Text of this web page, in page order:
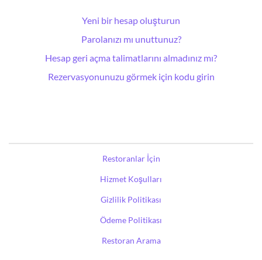
Yeni bir hesap oluşturun
Parolanızı mı unuttunuz?
Hesap geri açma talimatlarını almadınız mı?
Rezervasyonunuzu görmek için kodu girin
Restoranlar İçin
Hizmet Koşulları
Gizlilik Politikası
Ödeme Politikası
Restoran Arama